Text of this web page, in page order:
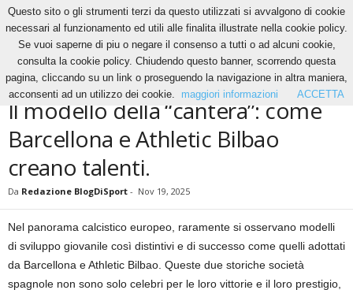
News
Il modello della “cantera”: come Barcellona e Athletic Bilbao creano
talenti.
NEWS
Il modello della “cantera”: come
Barcellona e Athletic Bilbao
creano talenti.
Da Redazione BlogDiSport - Nov 19, 2025
Nel panorama calcistico europeo, raramente si osservano modelli
di sviluppo giovanile così distintivi e di successo come quelli adottati
da Barcellona e Athletic Bilbao. Queste due storiche società
spagnole non sono solo celebri per le loro vittorie e il loro prestigio,
Questo sito o gli strumenti terzi da questo utilizzati si avvalgono di cookie
necessari al funzionamento ed utili alle finalita illustrate nella cookie policy.
Se vuoi saperne di piu o negare il consenso a tutti o ad alcuni cookie,
consulta la cookie policy. Chiudendo questo banner, scorrendo questa
pagina, cliccando su un link o proseguendo la navigazione in altra maniera,
acconsenti ad un utilizzo dei cookie.
maggiori informazioni ACCETTA